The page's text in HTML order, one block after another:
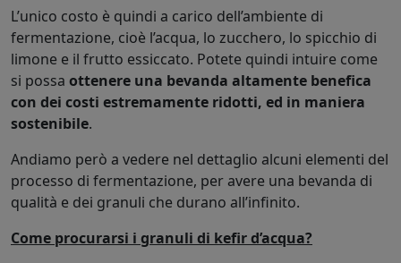
L’unico costo è quindi a carico dell’ambiente di
fermentazione, cioè l’acqua, lo zucchero, lo spicchio di
limone e il frutto essiccato. Potete quindi intuire come
si possa ottenere una bevanda altamente benefica
con dei costi estremamente ridotti, ed in maniera
sostenibile.
Andiamo però a vedere nel dettaglio alcuni elementi del
processo di fermentazione, per avere una bevanda di
qualità e dei granuli che durano all’infinito.
Come procurarsi i granuli di kefir d’acqua?